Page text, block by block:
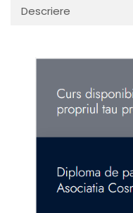
Descriere